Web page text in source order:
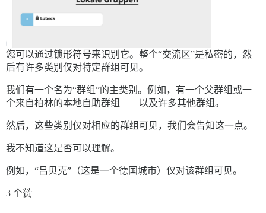
您可以通过锁形符号来识别它。整个“交流区”是私密的，然
后有许多类别仅对特定群组可见。
我们有一个名为“群组”的主类别。例如，有一个父群组或一
个来自柏林的本地自助群组——以及许多其他群组。
然后，这些类别仅对相应的群组可见，我们会告知这一点。
我不知道这是否可以理解。
例如，“吕贝克”（这是一个德国城市）仅对该群组可见。
3 个赞